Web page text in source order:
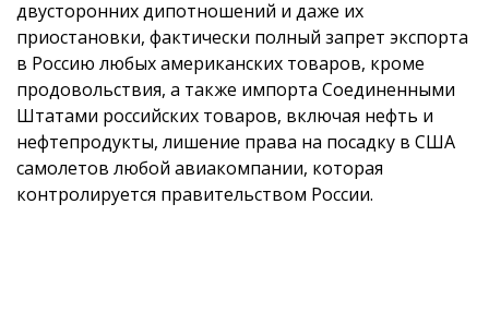
двусторонних дипотношений и даже их
приостановки, фактически полный запрет экспорта
в Россию любых американских товаров, кроме
продовольствия, а также импорта Соединенными
Штатами российских товаров, включая нефть и
нефтепродукты, лишение права на посадку в США
самолетов любой авиакомпании, которая
контролируется правительством России.